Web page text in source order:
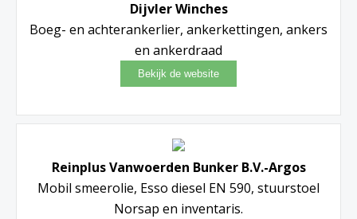
Dijvler Winches
Boeg- en achterankerlier, ankerkettingen, ankers
en ankerdraad
Reinplus Vanwoerden Bunker B.V.-Argos
Mobil smeerolie, Esso diesel EN 590, stuurstoel
Norsap en inventaris.